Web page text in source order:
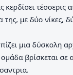
κερδίσει
με δύο νίκες,
μια δύσκολη
βρίσκεται σε